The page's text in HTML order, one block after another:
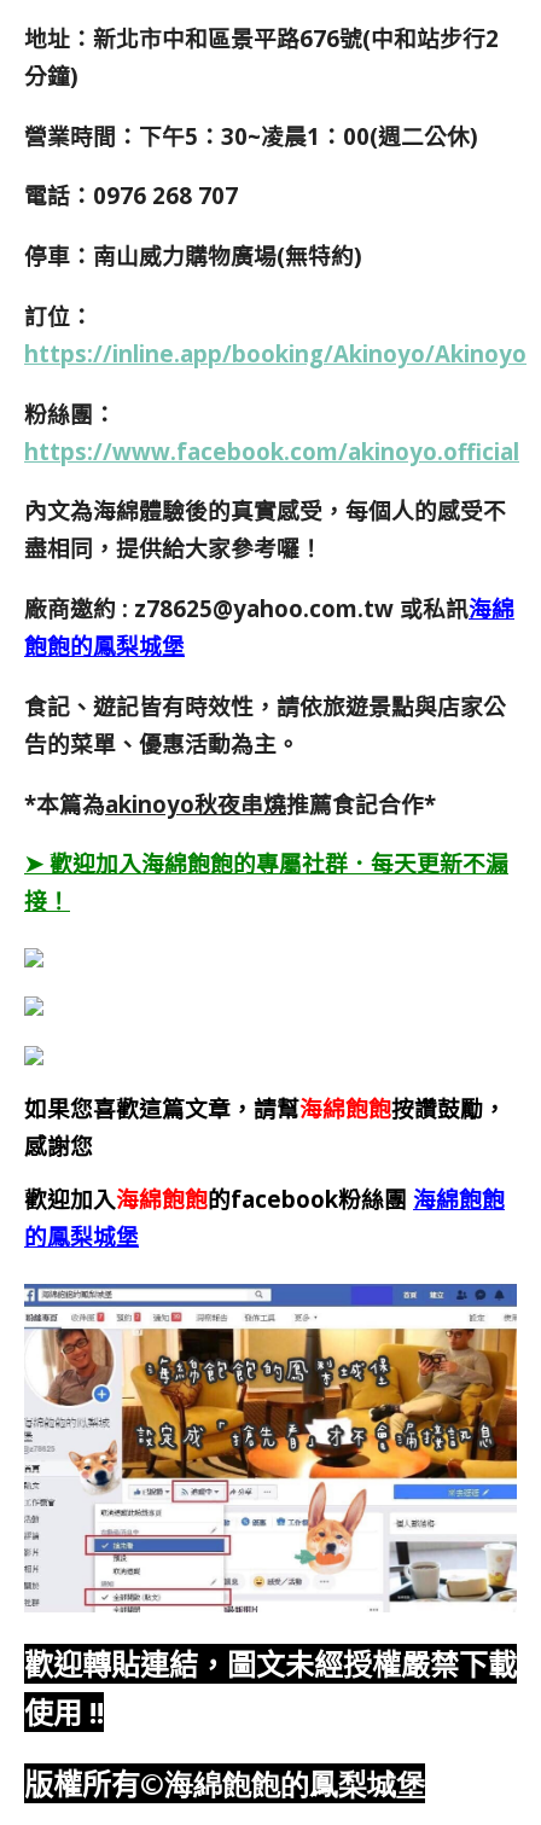
地址：新北市中和區景平路676號(中和站步行2
分鐘)
營業時間：下午5：30~凌晨1：00(週二公休)
電話：0976 268 707
停車：南山威力購物廣場(無特約)
訂位：
https://inline.app/booking/Akinoyo/Akinoyo
粉絲團：
https://www.facebook.com/akinoyo.official
內文為海綿體驗後的真實感受，每個人的感受不
盡相同，提供給大家參考囉！
廠商邀約 : z78625@yahoo.com.tw 或私訊海綿
飽飽的鳳梨城堡
食記、遊記皆有時效性，請依旅遊景點與店家公
告的菜單、優惠活動為主。
*本篇為akinoyo秋夜串燒推薦食記合作*
➤ 歡迎加入海綿飽飽的專屬社群．每天更新不漏
接！
如果您喜歡這篇文章，請幫海綿飽飽按讚鼓勵，
感謝您
歡迎加入海綿飽飽的facebook粉絲團 海綿飽飽
的鳳梨城堡
歡迎轉貼連結，圖文未經授權嚴禁下載
使用 !!
版權所有©海綿飽飽的鳳梨城堡